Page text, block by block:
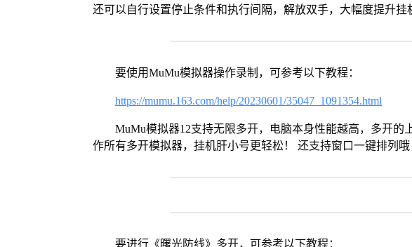
还可以自行设置停止条件和执行间隔，解放双手，大幅度提升挂
要使用MuMu模拟器操作录制，可参考以下教程：
https://mumu.163.com/help/20230601/35047_1091354.html
MuMu模拟器12支持无限多开，电脑本身性能越高，多开的
作所有多开模拟器，挂机肝小号更轻松！ 还支持窗口一键排列哦
要进行《曙光防线》多开，可参考以下教程：